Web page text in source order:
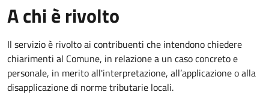
A chi è rivolto
Il servizio è rivolto ai contribuenti che intendono chiedere
chiarimenti al Comune, in relazione a un caso concreto e
personale, in merito all'interpretazione, all’applicazione o alla
disapplicazione di norme tributarie locali.